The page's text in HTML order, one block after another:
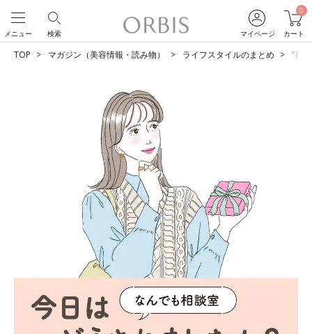
マイページ
0
カート
検索
メニュー
TOP マガジン（美容情報・読み物） ライフスタイルのまとめ “喜